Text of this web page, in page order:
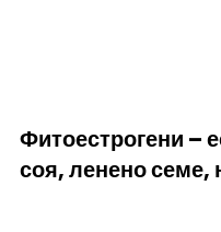
Фитоестрогени –
соя, ленено семе,